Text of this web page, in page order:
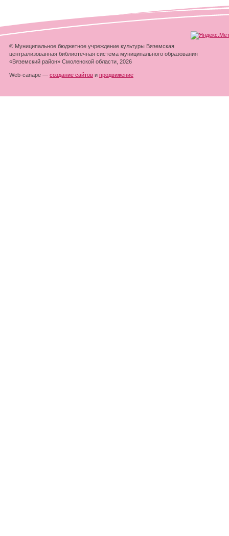
© Муниципальное бюджетное учреждение культуры Вяземская
централизованная библиотечная система муниципального образования
«Вяземский район» Смоленской области, 2026
Web-canape — создание сайтов и продвижение